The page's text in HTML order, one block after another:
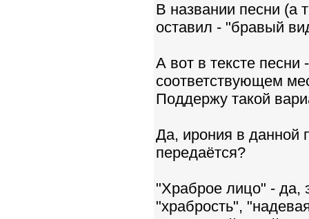
В названии песни (а
оставил - "бравый
А вот в тексте
соответствующем
Поддержу такой
Да, ирония в данной
передаётся?
"Храброе лицо" -
"храбрость",